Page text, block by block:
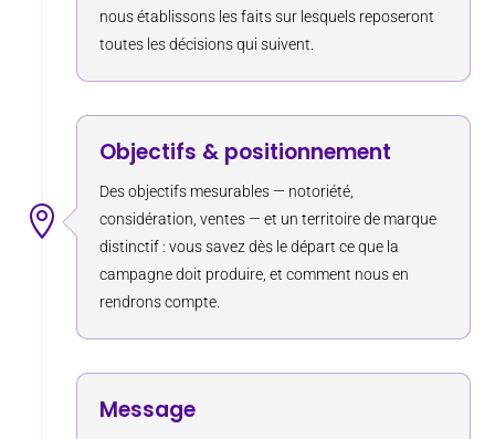
nous établissons les faits sur lesquels reposeront
toutes les décisions qui suivent.

Objectifs & positionnement
Des objectifs mesurables — notoriété,
considération, ventes — et un territoire de marque
distinctif : vous savez dès le départ ce que la
campagne doit produire, et comment nous en
rendrons compte.
Message